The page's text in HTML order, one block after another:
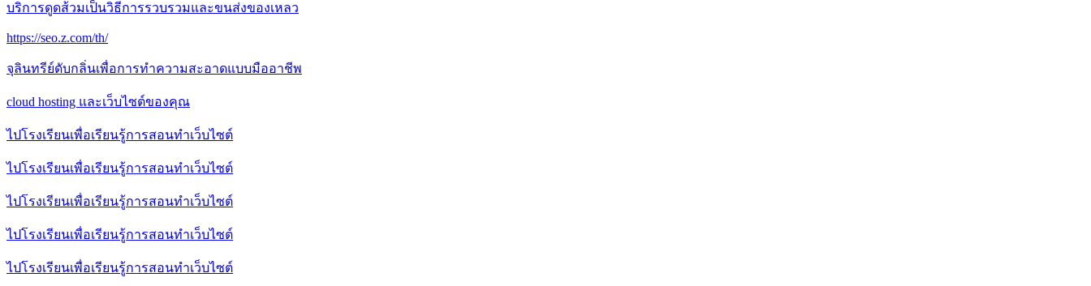
บริการดูดส้วมเป็นวิธีการรวบรวมและขนส่งของเหลว
https://seo.z.com/th/
จุลินทรีย์ดับกลิ่นเพื่อการทำความสะอาดแบบมืออาชีพ
cloud hosting และเว็บไซต์ของคุณ
ไปโรงเรียนเพื่อเรียนรู้การสอนทำเว็บไซต์
ไปโรงเรียนเพื่อเรียนรู้การสอนทำเว็บไซต์
ไปโรงเรียนเพื่อเรียนรู้การสอนทำเว็บไซต์
ไปโรงเรียนเพื่อเรียนรู้การสอนทำเว็บไซต์
ไปโรงเรียนเพื่อเรียนรู้การสอนทำเว็บไซต์